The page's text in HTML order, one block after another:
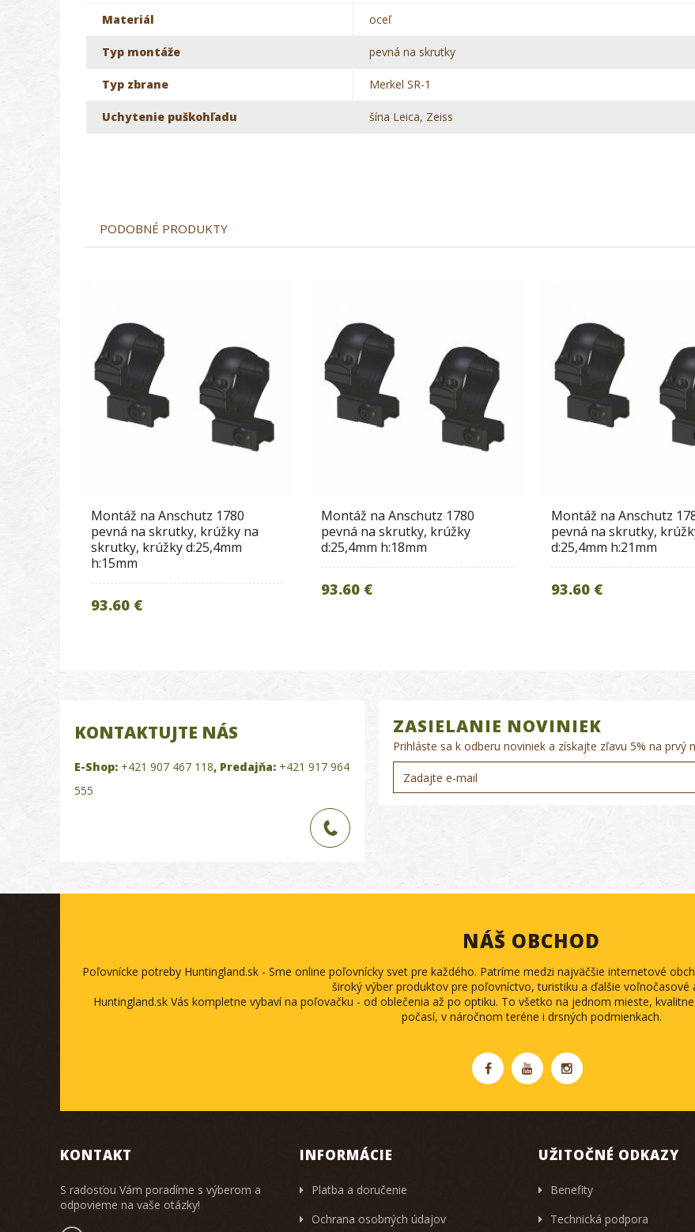
Materiál oceľ
Typ montáže pevná na skrutky
Typ zbrane Merkel SR-1
Uchytenie puškohľadu šína Leica, Zeiss
PODOBNÉ PRODUKTY
Montáž na Anschutz 1780
pevná na skrutky, krúžky na
skrutky, krúžky d:25,4mm
h:15mm
93.60 €
Montáž na Anschutz 1780
pevná na skrutky, krúžky
d:25,4mm h:18mm
93.60 €
Montáž na Anschutz
pevná na skrutky,
d:25,4mm h:21mm
93.60 €
KONTAKTUJTE NÁS
E-Shop: +421 907 467 118, Predajňa: +421 917 964
555
ZASIELANIE NOVINIEK
Prihláste sa k odberu noviniek a získajte zľavu 5% na prvý
NÁŠ OBCHOD
Poľovnícke potreby Huntingland.sk - Sme online poľovnícky svet pre každého. Patríme medzi najväčšie internetové
široký výber produktov pre poľovníctvo, turistiku a ďalšie voľnočasové
Huntingland.sk Vás kompletne vybaví na poľovačku - od oblečenia až po optiku. To všetko na jednom mieste,
počasí, v náročnom teréne i drsných podmienkach.
KONTAKT
S radosťou Vám poradíme s výberom a
odpovieme na vaše otázky!
INFORMÁCIE
Platba a doručenie
Ochrana osobných údajov
UŽITOČNÉ ODKAZY
Benefity
Technická podpora